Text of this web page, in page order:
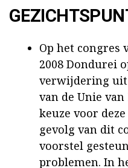
Op het congres
2008 Dondurei
verwijdering uit
van de Unie
keuze voor
gevolg van dit
voorstel
problemen. In